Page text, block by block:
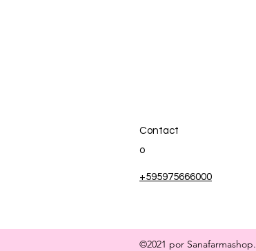
Contact
o
+595975666000
©2021 por Sanafarmashop.